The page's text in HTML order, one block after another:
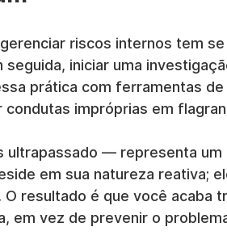
riscos internos tem
iniciar uma
prática com ferramentas de
impróprias em
ultrapassado — representa um
em sua natureza reativa;
resultado é que você acaba
em vez de prevenir o